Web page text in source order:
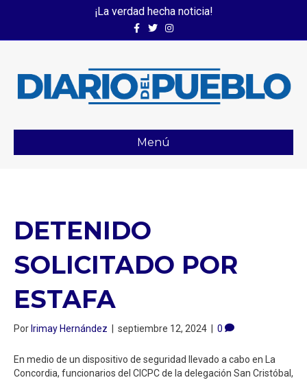
¡La verdad hecha noticia!
FacebookTwitterInstagram
Menú
DETENIDO
SOLICITADO POR
ESTAFA
PorIrimay Hernández | septiembre 12, 2024 | 0
En medio de un dispositivo de seguridad llevado a cabo en La
Concordia, funcionarios del CICPC de la delegación San Cristóbal,